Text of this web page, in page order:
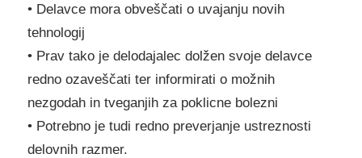
• Delavce mora obveščati o uvajanju novih
tehnologij
• Prav tako je delodajalec dolžen svoje delavce
redno ozaveščati ter informirati o možnih
nezgodah in tveganjih za poklicne bolezni
• Potrebno je tudi redno preverjanje ustreznosti
delovnih razmer.